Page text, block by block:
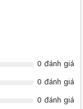
0 đánh giá
0 đánh giá
0 đánh giá